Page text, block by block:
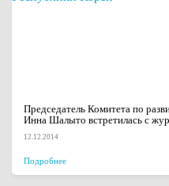
Председатель Комитета по
Инна Шалыто встретилась с
12.12.2014
Подробнее